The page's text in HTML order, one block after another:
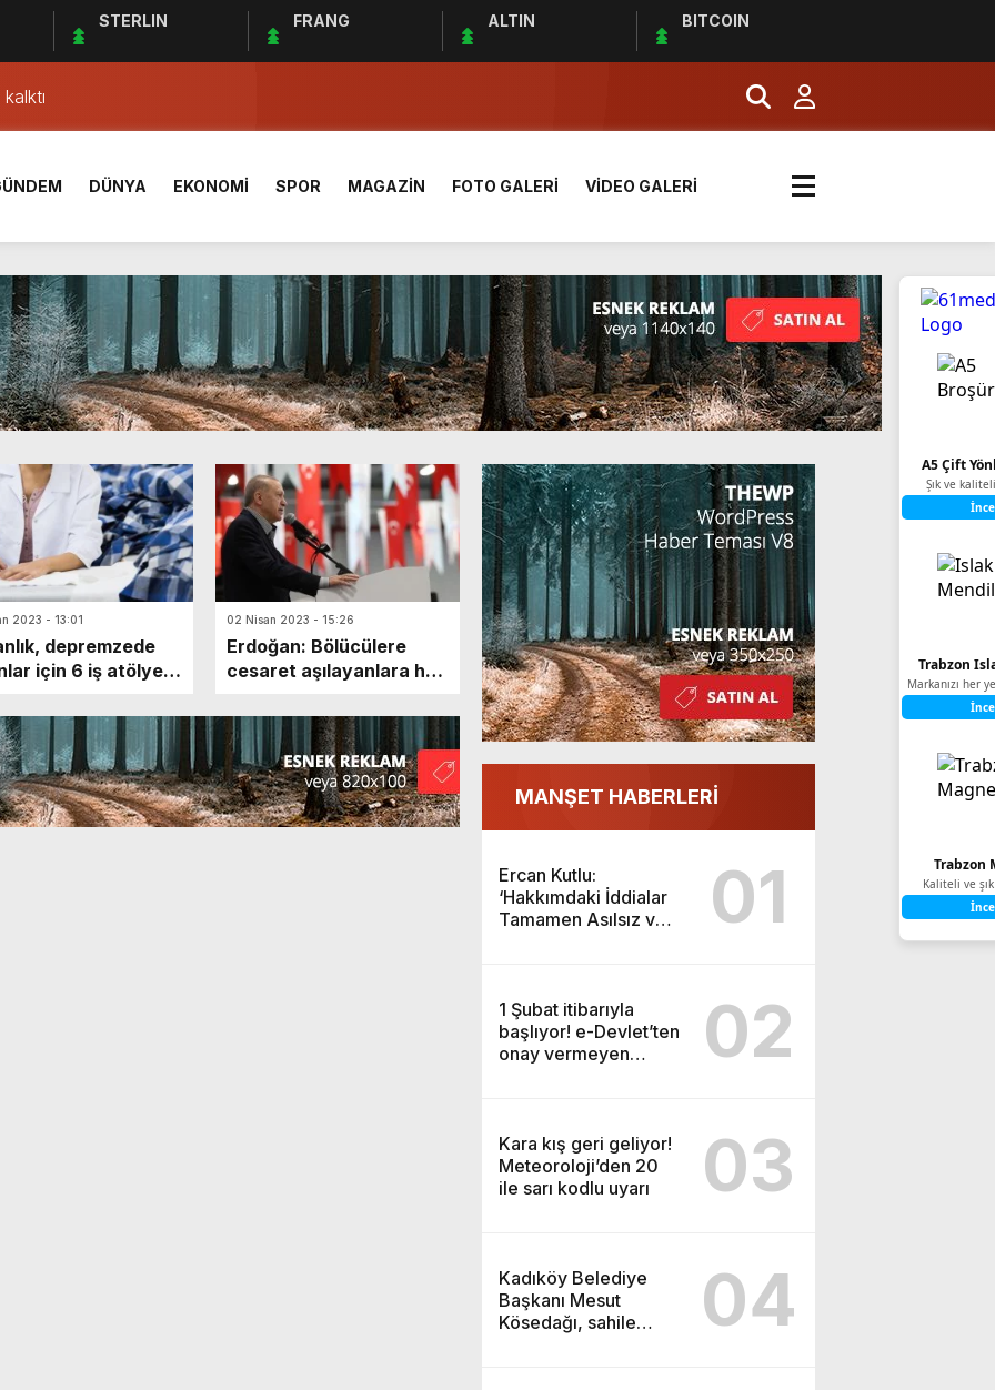
A5 Çift
Şık ve
Trabzon
Markanızı her
Trabzon
Kaliteli ve
STERLIN FRANG ALTIN BITCOIN
ÖZET
Yeme, içme ve konaklama sektörü hareketlendi
”Kleopatra” kavgası
uydusu 2024’te fırlatılacak
bini aştı
sivil hayatını kaybetti
Kurulu Başkanı Ahmet Bolat kaç yaşında ve nereli?
ne zaman, saat kaçta ve hangi kanalda canlı yayınlanacak? | Euro 2024 Elemeleri
ÖZET
Yeme, içme ve konaklama sektörü hareketlendi
DÜNYA EKONOMİ SPOR MAGAZİN FOTO GALERİ VİDEO GALERİ
2023 - 13:01
depremzede
için 6 iş atölyesi
02 Nisan 2023 - 15:26
Erdoğan: Bölücülere
cesaret aşılayanlara hak
bekliyorum
MANŞET HABERLERİ
Ercan Kutlu:
‘Hakkımdaki İddialar
Tamamen Asılsız ve
01
1 Şubat itibarıyla
başlıyor! e-Devlet’ten
onay vermeyen
02
Kara kış geri geliyor!
Meteoroloji’den 20
ile sarı kodlu uyarı
03
Kadıköy Belediye
Başkanı Mesut
Kösedağı, sahile
04